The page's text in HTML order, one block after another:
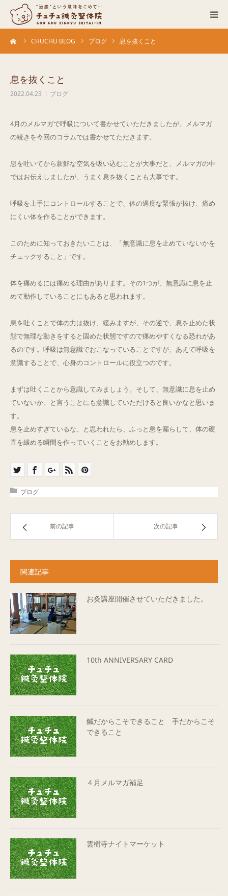
CHUCHU BLOG ブログ 息を抜くこと
息を抜くこと
2022.04.23 ブログ
4月のメルマガで呼吸について書かせていただきましたが、メルマガ
の続きを今回のコラムでは書かせてただきます。
息を吐いてから新鮮な空気を吸い込むことが大事だと、メルマガの中
ではお伝えしましたが、うまく息を抜くことも大事です。
呼吸を上手にコントロールすることで、体の過度な緊張が抜け、痛め
にくい体を作ることができます。
このために知っておきたいことは、「無意識に息を止めていないかを
チェックすること」です。
体を痛めるには痛める理由があります。その1つが、無意識に息を止
めて動作していることにもあると思われます。
息を吐くことで体の力は抜け、緩みますが、その逆で、息を止めた状
態で無理な動きをすると固めた状態ですので痛めやすくなる恐れがあ
るのです。呼吸は無意識でおこなっていることですが、あえて呼吸を
意識することで、心身のコントロールに役立つのです。
まずは吐くことから意識してみましょう。そして、無意識に息を止め
ていないか、と言うことにも意識していただけると良いかなと思いま
す。
息を止めすぎているな、と思われたら、ふっと息を漏らして、体の硬
直を緩める瞬間を作っていくことをお勧めします。
ブログ
前の記事 次の記事
関連記事
お灸講座開催させていただきました。
10th ANNIVERSARY CARD
鍼だからこそできること 手だからこそ
できること
４月メルマガ補足
雲樹寺ナイトマーケット
当院について
症例
ブログ
Q&A